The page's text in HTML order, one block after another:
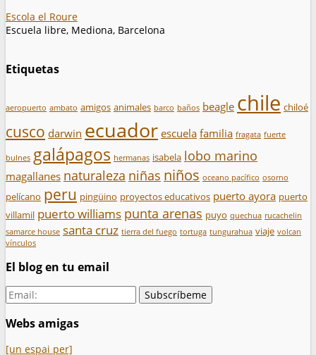
Escola el Roure
Escuela libre, Mediona, Barcelona
Etiquetas
aeropuerto ambato amigos animales barco baños beagle chile chiloé
cusco darwin ecuador escuela familia fragata fuerte
bulnes galápagos hermanas isabela lobo marino
magallanes naturaleza niñas niños oceano pacífico osorno
pelícano peru pingüino proyectos educativos puerto ayora puerto
villamil puerto williams punta arenas puyo quechua rucachelin
samarce house santa cruz tierra del fuego tortuga tungurahua viaje volcan
vínculos
El blog en tu email
Webs amigas
[un espai per]